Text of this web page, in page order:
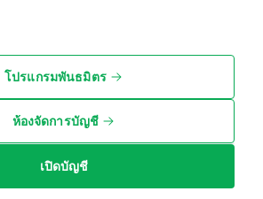
โปรแกรมพันธมิตร
ห้องจัดการบัญชี
เปิดบัญชี